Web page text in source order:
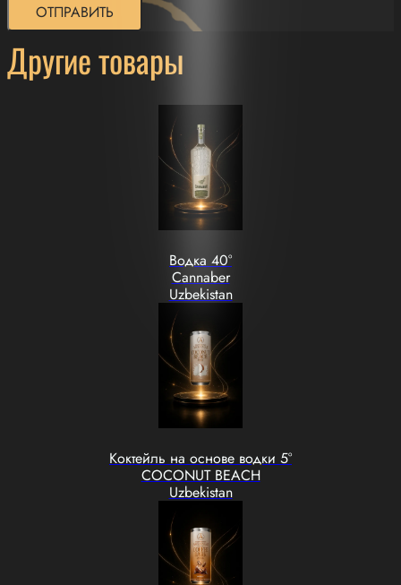
ОТПРАВИТЬ
Другие товары
Водка 40°
Cannaber
Uzbekistan
Коктейль на основе водки 5°
COCONUT BEACH
Uzbekistan